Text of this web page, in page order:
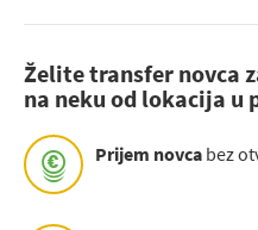
Želite transfer novca
na neku od lokacija u
Prijem novca bez